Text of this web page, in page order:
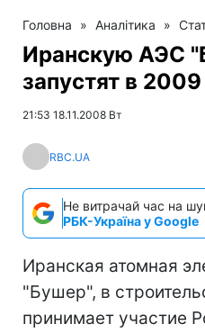
Головна » Аналітика »
Иранскую АЭС
запустят в 2009
21:53 18.11.2008 Вт
RBC.UA
Не витрачай час на
РБК-Україна у Google
Иранская атомная
"Бушер", в
принимает участие